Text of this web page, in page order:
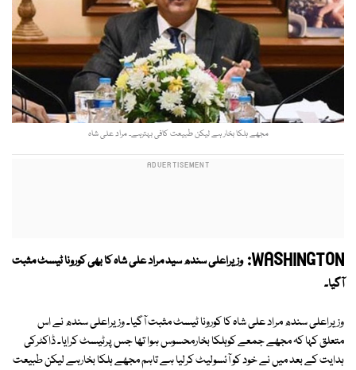
مجھے ہلکا بخار ہے لیکن طبیعت کافی بہترہے۔ مراد علی شاہ
WASHINGTON: وزیراعلی سندھ سید مراد علی شاہ کا بھی کورونا ٹیسٹ مثبت
آگیا۔
وزیراعلی سندھ مراد علی شاہ کا کورونا ٹیسٹ مثبت آگیا۔ وزیراعلی سندھ نے اس
متعلق کہا کہ مجھے جمعے کوہلکا بخارمحسوس ہوا تھا جس پرٹیسٹ کرایا۔ ڈاکٹرکی
ہدایت کے بعد میں نے خود کو آئسولیٹ کرلیا ہے تاہم مجھے ہلکا بخارہے لیکن طبیعت